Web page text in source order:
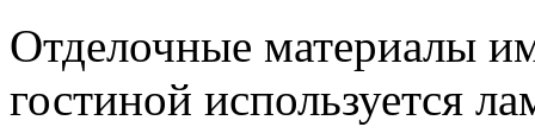
Отделочные материалы
гостиной используется